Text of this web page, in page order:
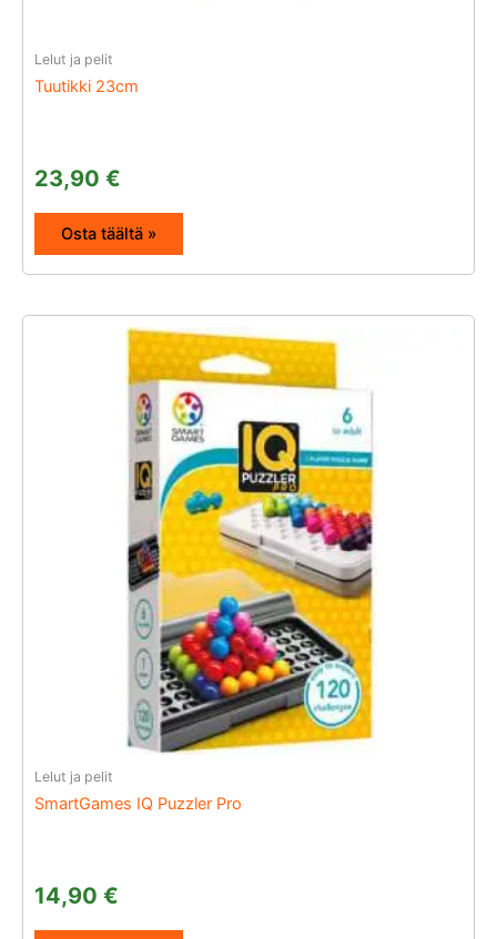
Lelut ja pelit
Tuutikki 23cm
23,90 €
Osta täältä »
Lelut ja pelit
SmartGames IQ Puzzler Pro
14,90 €